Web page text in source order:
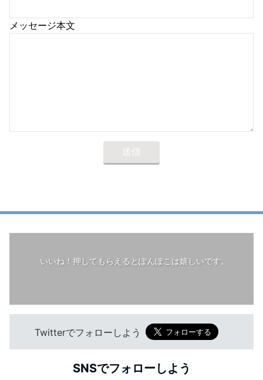
メッセージ本文
いいね！押してもらえるとぽんぽこは嬉しいです。
Twitterでフォローしよう
SNSでフォローしよう